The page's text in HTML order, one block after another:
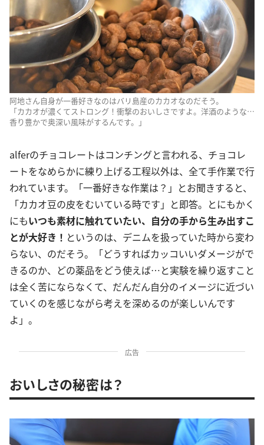
阿地さん自身が一番好きなのはバリ島産のカカオなのだそう。
「カカオが濃くてストロング！衝撃のおいしさですよ。洋酒のような…
香り豊かで奥深い風味がするんです。」
alferのチョコレートはコンチングと言われる、チョコレ
ートをなめらかに練り上げる工程以外は、全て手作業で行
われています。「一番好きな作業は？」とお聞きすると、
「カカオ豆の皮をむいている時です」と即答。とにもかく
にもいつも素材に触れていたい、自分の手から生み出すこ
とが大好き！ というのは、デニムを扱っていた時から変わ
らない、のだそう。「どうすればカッコいいダメージがで
きるのか、どの薬品をどう使えば…と実験を繰り返すこと
は全く苦にならなくて、だんだん自分のイメージに近づい
ていくのを感じながら考えを深めるのが楽しいんです
よ」。
広告
おいしさの秘密は？